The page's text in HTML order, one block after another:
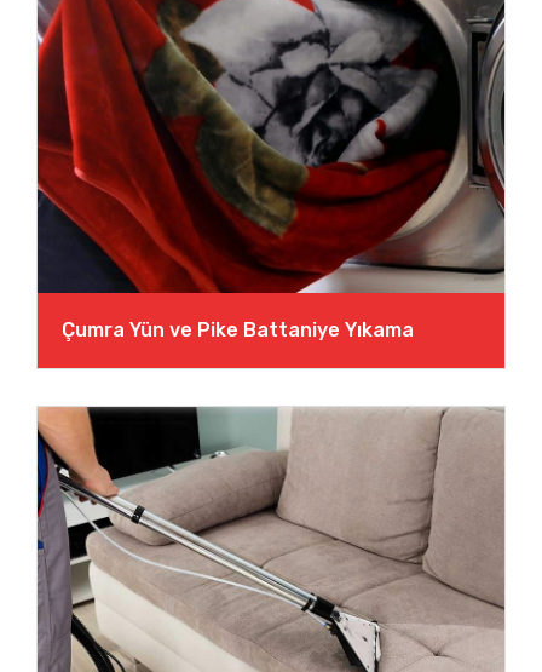
Çumra Yün ve Pike Battaniye Yıkama